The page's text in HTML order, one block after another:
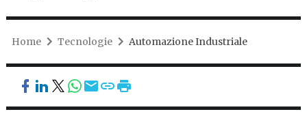
Home Tecnologie Automazione Industriale